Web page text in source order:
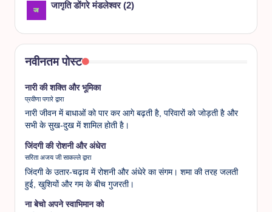
जागृति डोंगरे मंडलेश्वर(2)
नवीनतम पोस्ट
नारी की शक्ति और भूमिका
प्रवीणा पगारे द्वारा
नारी जीवन में बाधाओं को पार कर आगे बढ़ती है, परिवारों को जोड़ती है और
सभी के सुख-दुख में शामिल होती है।
जिंदगी की रोशनी और अंधेरा
सरिता अजय जी साकल्ले द्वारा
जिंदगी के उतार-चढ़ाव में रोशनी और अंधेरे का संगम। शमा की तरह जलती
हुई, खुशियों और गम के बीच गुजरती।
ना बेचो अपने स्वाभिमान को